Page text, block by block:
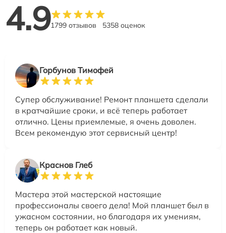
4.91799 отзывов 5358 оценок
Горбунов Тимофей
Супер обслуживание! Ремонт планшета сделали
в кратчайшие сроки, и всё теперь работает
отлично. Цены приемлемые, я очень доволен.
Всем рекомендую этот сервисный центр!
Краснов Глеб
Мастера этой мастерской настоящие
профессионалы своего дела! Мой планшет был в
ужасном состоянии, но благодаря их умениям,
теперь он работает как новый.